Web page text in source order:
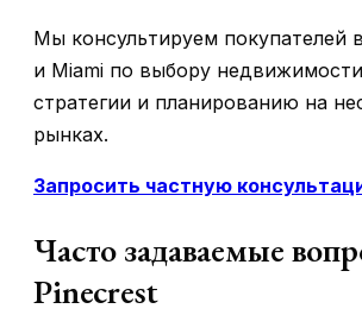
Мы консультируем покупателей
и Miami по выбору
стратегии и планированию на
рынках.
Запросить частную
Часто задаваемые
Pinecrest